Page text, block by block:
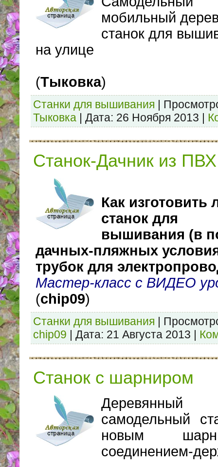
мобильный
станок для
на улице
(Тыковка)
Станки для вышивания |
Тыковка | Дата: 26 Ноября 2013 |
Станок-Дачник из
Как изготовить
станок для
вышивания (в
дачных-пляжных
трубок для
Мастер-класс с ВИДЕО
(chip09)
Станки для вышивания |
chip09 | Дата: 21 Августа 2013 |
Станок с шарниром
Деревянный
самодельный
новым
соединением-